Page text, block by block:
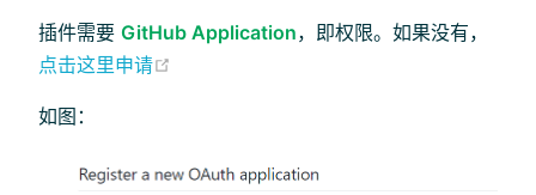
插件需要 GitHub Application，即权限。如果没有，
点击这里申请
如图：